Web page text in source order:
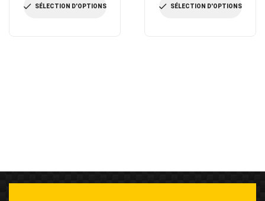
SÉLECTION D'OPTIONS SÉLECTION D'OPTIONS